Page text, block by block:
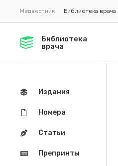
Медвестник Библиотека врача
Библиотека
врача
Издания
Номера
Статьи
Препринты